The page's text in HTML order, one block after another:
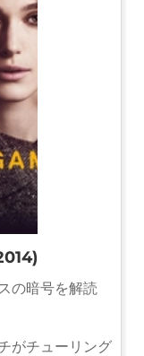
の暗号を解読
がチューリング